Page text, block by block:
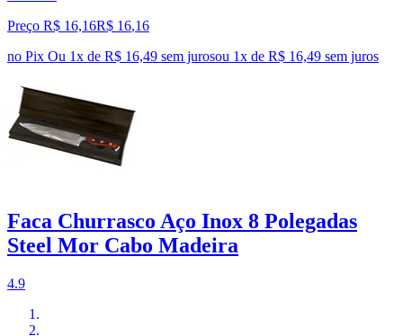
Preço R$ 16,16R$ 16,16
no Pix Ou 1x de R$ 16,49 sem jurosou 1x de R$ 16,49 sem juros
Faca Churrasco Aço Inox 8 Polegadas
Steel Mor Cabo Madeira
4.9